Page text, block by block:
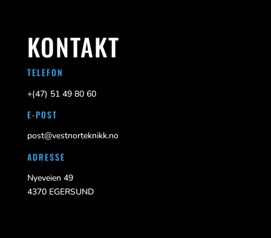
KONTAKT
TELEFON
+(47) 51 49 80 60
E-POST
post@vestnorteknikk.no
ADRESSE
Nyeveien 49
4370 EGERSUND